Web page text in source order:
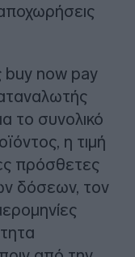
buy now pay
το συνολικό
η τιμή
πρόσθετες
δόσεων, τον